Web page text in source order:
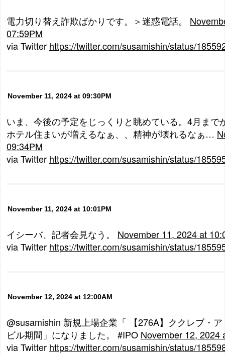
電力切り替え詐欺ばかりです。＞迷惑電話。
07:59PM
via Twitter https://twitter.com/susamishin/status/
November 11, 2024 at 09:30PM
いま、今後の予定をじっくりと眺めている。4月まで
ホテル住まいが増えるなぁ、、精神が壊れるなぁ…
09:34PM
via Twitter https://twitter.com/susamishin/status/
November 11, 2024 at 10:01PM
イシーバ、記者会見なう。 November 11, 2024 at
via Twitter https://twitter.com/susamishin/status/
November 12, 2024 at 12:00AM
@susamishin 新規上場企業「 【276A】ククレブ・
ビル期間」になりました。 #IPO November 12, 2024
via Twitter https://twitter.com/susamishin/status/